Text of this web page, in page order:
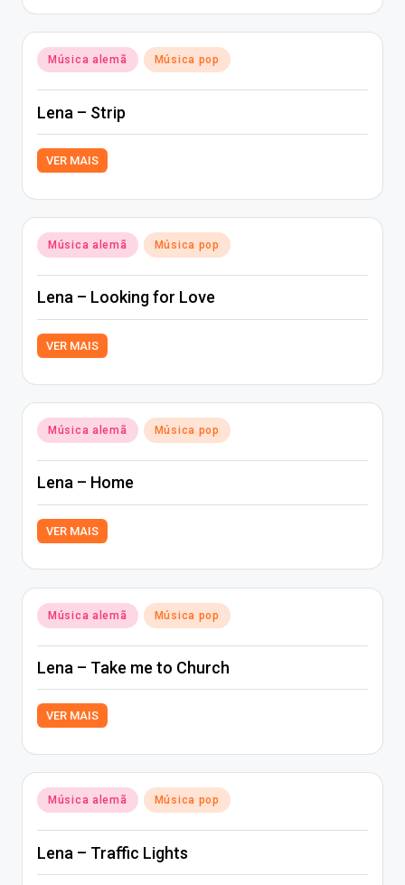
Posted
in
Música alemã Música pop
Lena – Strip
VER MAIS
Posted
in
Música alemã Música pop
Lena – Looking for Love
VER MAIS
Posted
in
Música alemã Música pop
Lena – Home
VER MAIS
Posted
in
Música alemã Música pop
Lena – Take me to Church
VER MAIS
Posted
in
Música alemã Música pop
Lena – Traffic Lights